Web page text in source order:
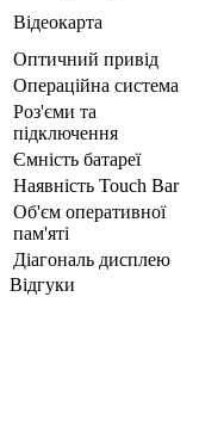
Відеокарта
Оптичний привід
Операційна система
Роз'єми та
підключення
Ємність батареї
Наявність Touch Bar
Об'єм оперативної
пам'яті
Діагональ дисплею
Відгуки